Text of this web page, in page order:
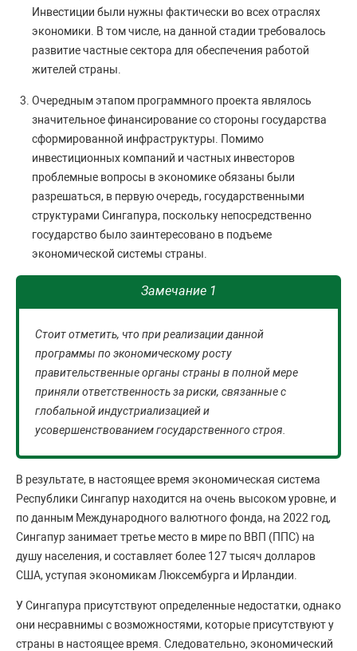
Инвестиции были нужны фактически во всех отраслях
экономики. В том числе, на данной стадии требовалось
развитие частные сектора для обеспечения работой
жителей страны.
Очередным этапом программного проекта являлось
значительное финансирование со стороны государства
сформированной инфраструктуры. Помимо
инвестиционных компаний и частных инвесторов
проблемные вопросы в экономике обязаны были
разрешаться, в первую очередь, государственными
структурами Сингапура, поскольку непосредственно
государство было заинтересовано в подъеме
экономической системы страны.
Замечание 1
Стоит отметить, что при реализации данной
программы по экономическому росту
правительственные органы страны в полной мере
приняли ответственность за риски, связанные с
глобальной индустриализацией и
усовершенствованием государственного строя.
В результате, в настоящее время экономическая система
Республики Сингапур находится на очень высоком уровне, и
по данным Международного валютного фонда, на 2022 год,
Сингапур занимает третье место в мире по ВВП (ППС) на
душу населения, и составляет более 127 тысяч долларов
США, уступая экономикам Люксембурга и Ирландии.
У Сингапура присутствуют определенные недостатки, однако
они несравнимы с возможностями, которые присутствуют у
страны в настоящее время. Следовательно, экономический